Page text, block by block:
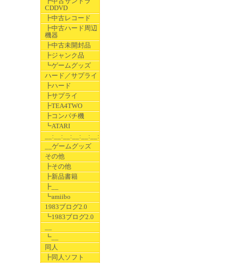
CDDVD
┣中古レコード
┣中古ハード周辺
機器
┣中古未開封品
┣ジャンク品
┗ゲームグッズ
ハード／サプライ
┣ハード
┣サプライ
┣TEA4TWO
┣コンパチ機
┗ATARI
__:__:__:__:__:__:__
__ゲームグッズ
その他
┣その他
┣新品書籍
┣__
┗amiibo
1983ブログ2.0
┗1983ブログ2.0
┗__
同人
┣同人ソフト